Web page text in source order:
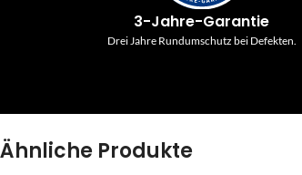
3-Jahre-Garantie
Drei Jahre Rundumschutz bei Defekten.
Ähnliche Produkte